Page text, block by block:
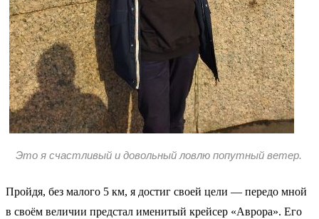
Это я счастливый и довольный ловлю попутный ветер.
Пройдя, без малого 5 км, я достиг своей цели — передо мной
в своём величии предстал именитый крейсер «Аврора». Его